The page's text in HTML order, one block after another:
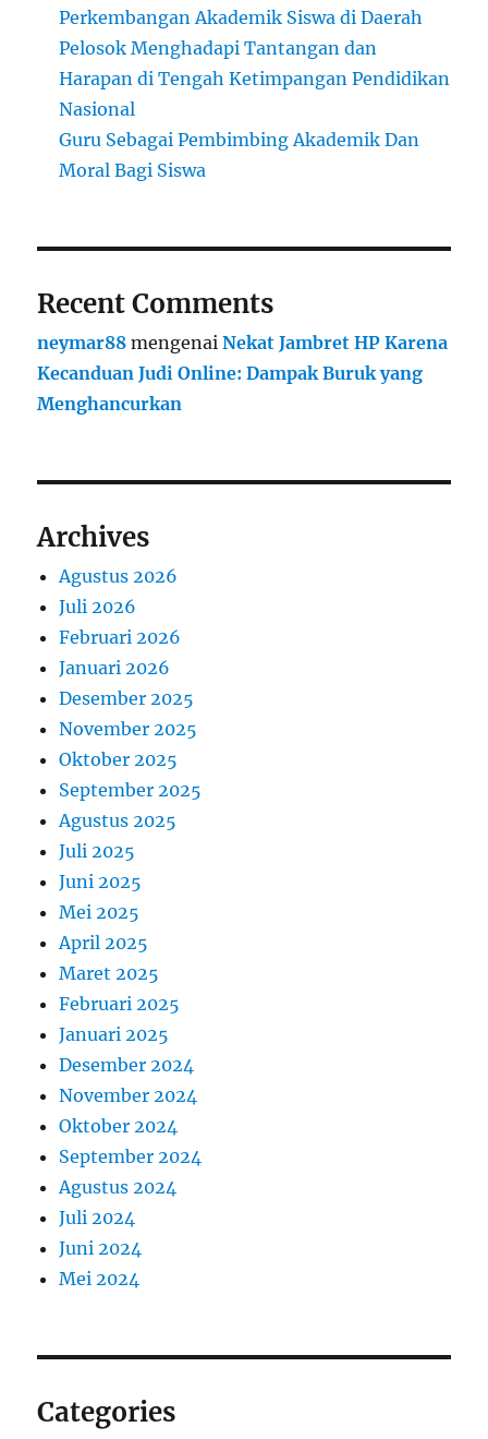
Perkembangan Akademik Siswa di Daerah
Pelosok Menghadapi Tantangan dan
Harapan di Tengah Ketimpangan Pendidikan
Nasional
Guru Sebagai Pembimbing Akademik Dan
Moral Bagi Siswa
Recent Comments
neymar88 mengenaiNekat Jambret HP Karena
Kecanduan Judi Online: Dampak Buruk yang
Menghancurkan
Archives
Agustus 2026
Juli 2026
Februari 2026
Januari 2026
Desember 2025
November 2025
Oktober 2025
September 2025
Agustus 2025
Juli 2025
Juni 2025
Mei 2025
April 2025
Maret 2025
Februari 2025
Januari 2025
Desember 2024
November 2024
Oktober 2024
September 2024
Agustus 2024
Juli 2024
Juni 2024
Mei 2024
Categories